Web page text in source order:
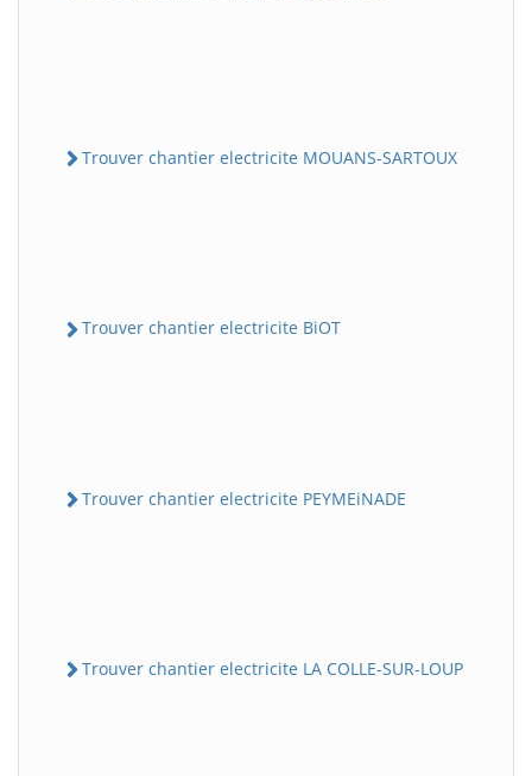
Trouver chantier electricite MOUANS-SARTOUX
Trouver chantier electricite BiOT
Trouver chantier electricite PEYMEiNADE
Trouver chantier electricite LA COLLE-SUR-LOUP